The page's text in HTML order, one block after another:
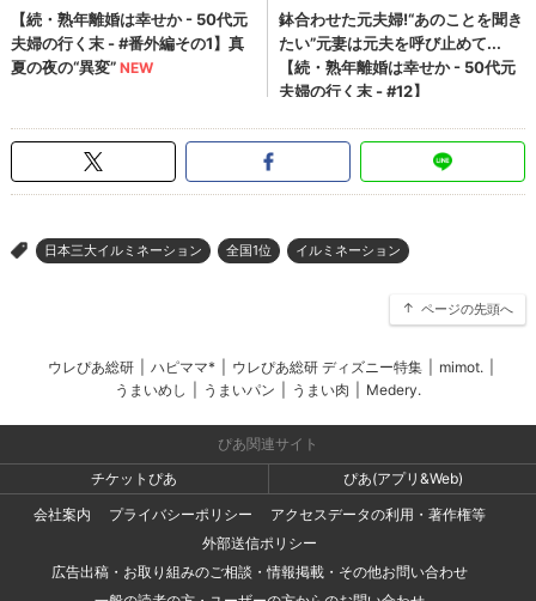
> 日本三大イルミネーション 全国1位 イルミネーション
ページの先頭へ
ウレぴあ総研 ハピママ* ウレぴあ総研 ディズニー特集 mimot.
うまいめし
うまいパン うまい肉 Medery.
ぴあ関連サイト
チケットぴあ
ぴあ(アプリ&Web)
会社案内
プライバシーポリシー
アクセスデータの利用・著作権等
外部送信ポリシー
広告出稿・お取り組みのご相談・情報掲載・その他お問い合わせ